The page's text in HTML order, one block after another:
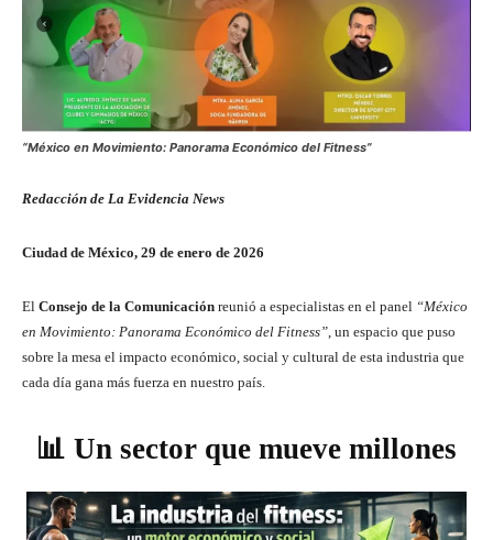
“México en Movimiento: Panorama Económico del Fitness”
Redacción de La Evidencia News
Ciudad de México, 29 de enero de 2026
El Consejo de la Comunicación reunió a especialistas en el panel “México
en Movimiento: Panorama Económico del Fitness” , un espacio que puso
sobre la mesa el impacto económico, social y cultural de esta industria que
cada día gana más fuerza en nuestro país.
📊 Un sector que mueve millones